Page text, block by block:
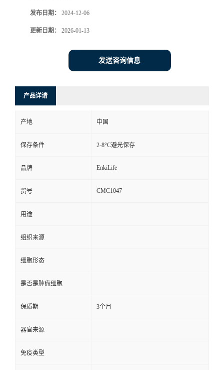
发布日期： 2024-12-06
更新日期： 2026-01-13
发送咨询信息
产品详请
产地 中国
保存条件 2-8°C避光保存
品牌 EnkiLife
货号 CMC1047
用途
组织来源
细胞形态
是否是肿瘤细胞
保质期 3个月
器官来源
免疫类型